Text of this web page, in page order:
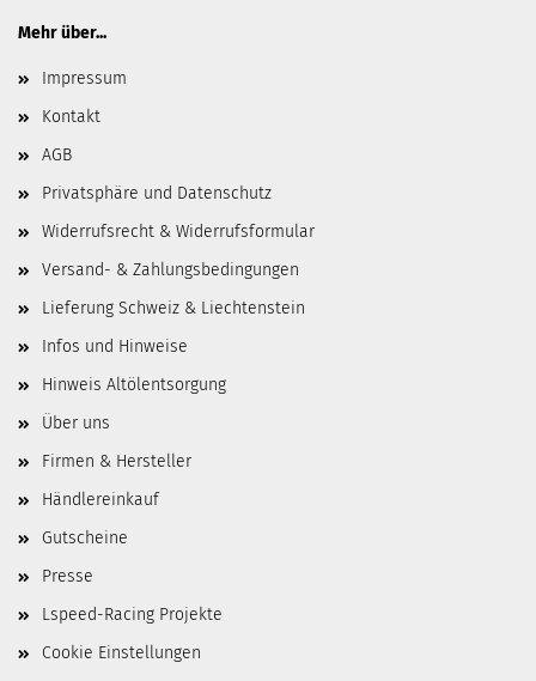
Mehr über...
Impressum
Kontakt
AGB
Privatsphäre und Datenschutz
Widerrufsrecht & Widerrufsformular
Versand- & Zahlungsbedingungen
Lieferung Schweiz & Liechtenstein
Infos und Hinweise
Hinweis Altölentsorgung
Über uns
Firmen & Hersteller
Händlereinkauf
Gutscheine
Presse
Lspeed-Racing Projekte
Cookie Einstellungen